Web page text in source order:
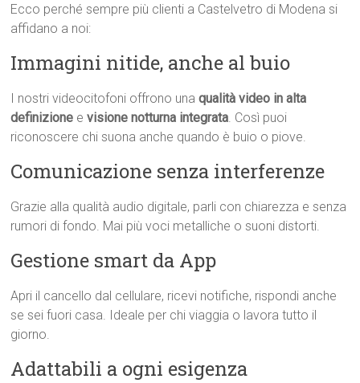
Ecco perché sempre più clienti a Castelvetro di Modena si
affidano a noi:
Immagini nitide, anche al buio
I nostri videocitofoni offrono unaqualità video in alta
definizione evisione notturna integrata. Così puoi
riconoscere chi suona anche quando è buio o piove.
Comunicazione senza interferenze
Grazie alla qualità audio digitale, parli con chiarezza e senza
rumori di fondo. Mai più voci metalliche o suoni distorti.
Gestione smart da App
Apri il cancello dal cellulare, ricevi notifiche, rispondi anche
se sei fuori casa. Ideale per chi viaggia o lavora tutto il
giorno.
Adattabili a ogni esigenza